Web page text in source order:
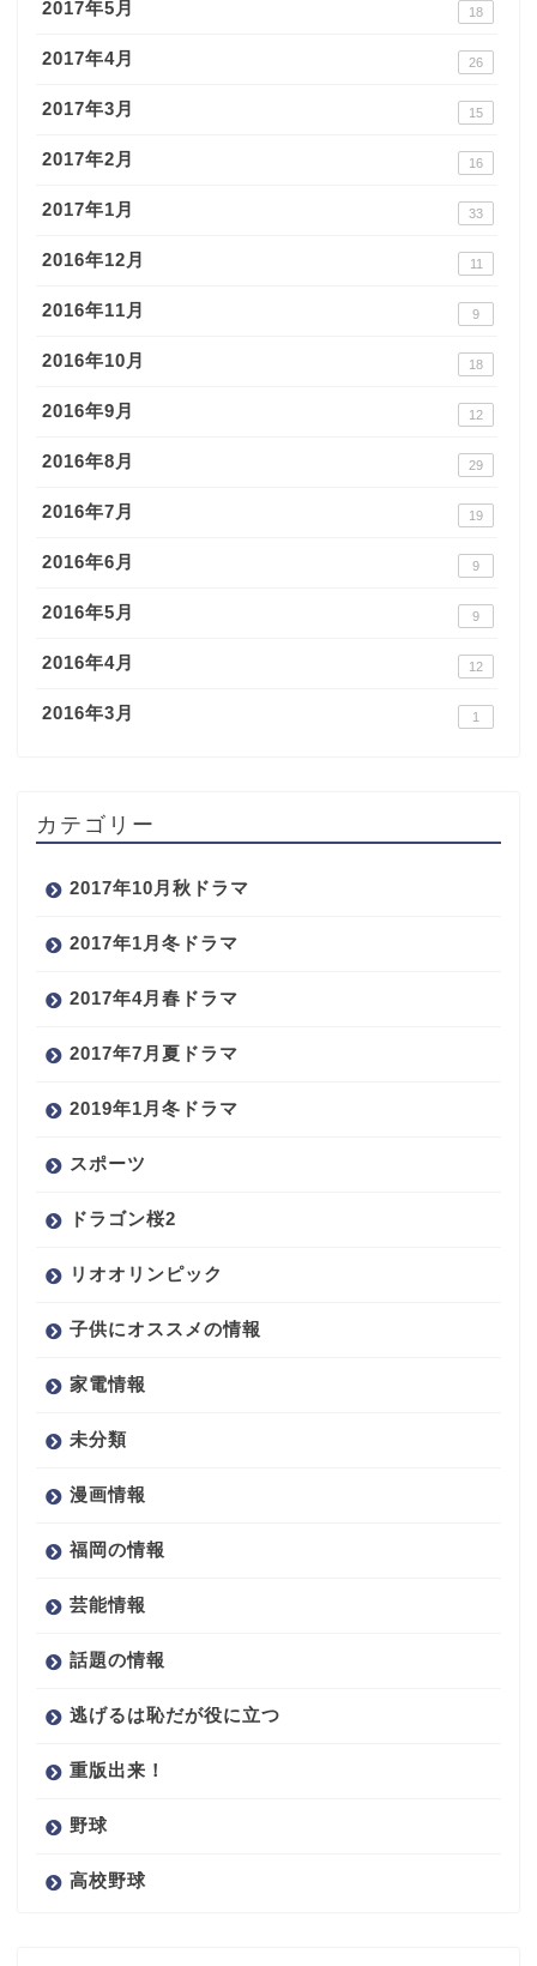
2017年5月 18
2017年4月 26
2017年3月 15
2017年2月 16
2017年1月 33
2016年12月 11
2016年11月 9
2016年10月 18
2016年9月 12
2016年8月 29
2016年7月 19
2016年6月 9
2016年5月 9
2016年4月 12
2016年3月 1
カテゴリー
2017年10月秋ドラマ
2017年1月冬ドラマ
2017年4月春ドラマ
2017年7月夏ドラマ
2019年1月冬ドラマ
スポーツ
ドラゴン桜2
リオオリンピック
子供にオススメの情報
家電情報
未分類
漫画情報
福岡の情報
芸能情報
話題の情報
逃げるは恥だが役に立つ
重版出来！
野球
高校野球